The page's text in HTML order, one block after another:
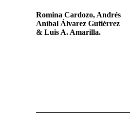
Romina Cardozo, Andrés
Aníbal Álvarez Gutiérrez
& Luis A. Amarilla.